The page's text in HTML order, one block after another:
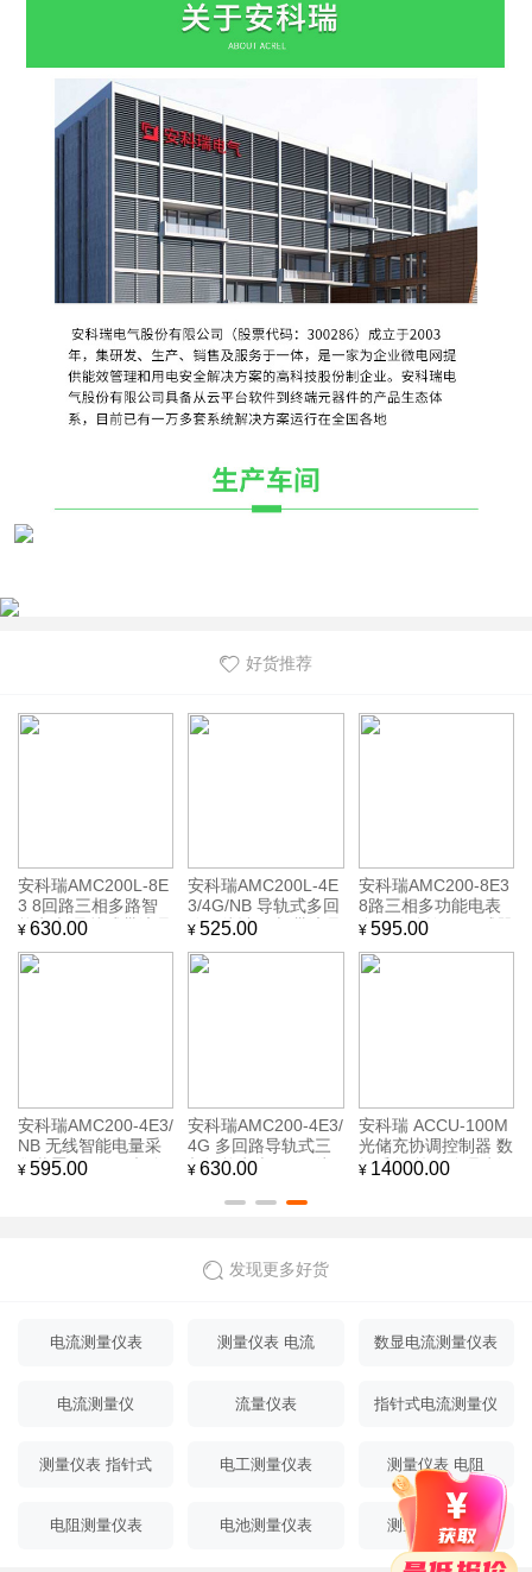
好货推荐
安科瑞AMC200L-8E
3 8回路三相多路智
能电表 导轨式带液晶
通讯
¥ 630.00
安科瑞AMC200L-4E
3/4G/NB 导轨式多回
路无线计量表 带液晶
接入 全电参量监测
¥ 525.00
安科瑞AMC200-8E3
8路三相多功能电表
多回路监控 配互感器
¥ 595.00
安科瑞AMC200-4E3/
NB 无线智能电量采
集装置 4回路三相全
¥ 595.00
安科瑞AMC200-4E3/
4G 多回路导轨式三
相智能电表 4G无线
电箱电力监控装置
¥ 630.00
安科瑞 ACCU-100M
光储充协调控制器 数
据采集 策略管理 削
¥ 14000.00
发现更多好货
电流测量仪表 测量仪表 电流 数显电流测量仪表
电流测量仪 流量仪表 指针式电流测量仪
测量仪表 指针式
电工测量仪表 测量仪表 电阻
电阻测量仪表 电池测量仪表 测量仪表 电压